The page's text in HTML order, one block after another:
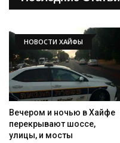
НОВОСТИ ХАЙФЫ
Вечером и ночью в Хайфе
перекрывают шоссе,
улицы, и мосты